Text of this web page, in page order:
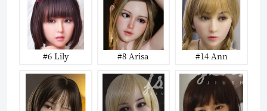
#6 Lily #8 Arisa #14 Ann